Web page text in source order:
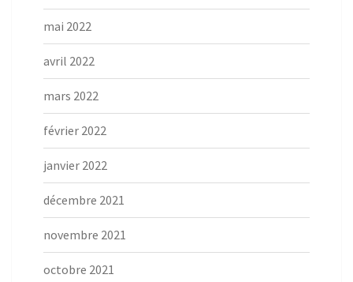
mai 2022
avril 2022
mars 2022
février 2022
janvier 2022
décembre 2021
novembre 2021
octobre 2021